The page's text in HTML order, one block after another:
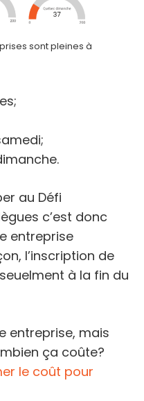
sont pleines à
au Défi
c’est donc
entreprise
l’inscription de
à la fin du
entreprise, mais
ça coûte?
le coût pour